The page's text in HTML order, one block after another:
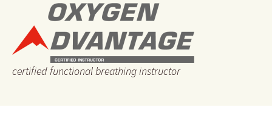
certified functional breathing instructor